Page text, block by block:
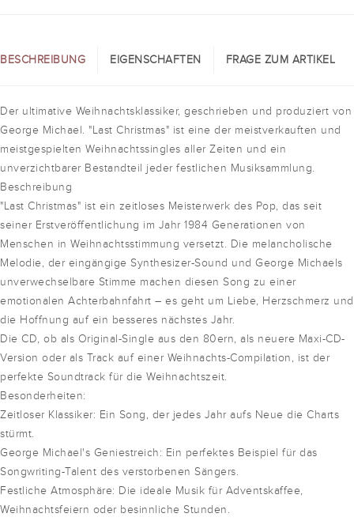
BESCHREIBUNG EIGENSCHAFTEN FRAGE ZUM ARTIKEL
Der ultimative Weihnachtsklassiker, geschrieben und produziert von
George Michael. "Last Christmas" ist eine der meistverkauften und
meistgespielten Weihnachtssingles aller Zeiten und ein
unverzichtbarer Bestandteil jeder festlichen Musiksammlung.
Beschreibung
"Last Christmas" ist ein zeitloses Meisterwerk des Pop, das seit
seiner Erstveröffentlichung im Jahr 1984 Generationen von
Menschen in Weihnachtsstimmung versetzt. Die melancholische
Melodie, der eingängige Synthesizer-Sound und George Michaels
unverwechselbare Stimme machen diesen Song zu einer
emotionalen Achterbahnfahrt – es geht um Liebe, Herzschmerz und
die Hoffnung auf ein besseres nächstes Jahr.
Die CD, ob als Original-Single aus den 80ern, als neuere Maxi-CD-
Version oder als Track auf einer Weihnachts-Compilation, ist der
perfekte Soundtrack für die Weihnachtszeit.
Besonderheiten:
Zeitloser Klassiker: Ein Song, der jedes Jahr aufs Neue die Charts
stürmt.
George Michael's Geniestreich: Ein perfektes Beispiel für das
Songwriting-Talent des verstorbenen Sängers.
Festliche Atmosphäre: Die ideale Musik für Adventskaffee,
Weihnachtsfeiern oder besinnliche Stunden.